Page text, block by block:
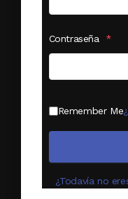
Contraseña *
Remember Me
¿Todavía no